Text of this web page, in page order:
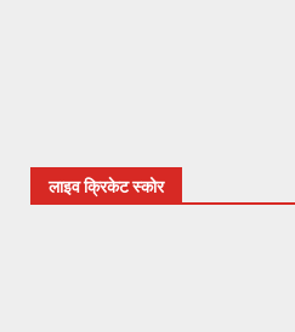
लाइव क्रिकेट स्कोर